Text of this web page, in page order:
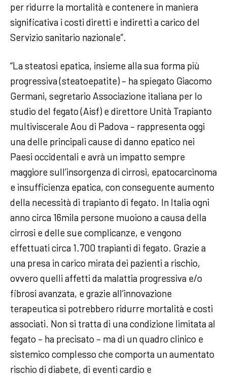
per ridurre la mortalità e contenere in maniera
significativa i costi diretti e indiretti a carico del
Servizio sanitario nazionale”.
“La steatosi epatica, insieme alla sua forma più
progressiva (steatoepatite) – ha spiegato Giacomo
Germani, segretario Associazione italiana per lo
studio del fegato (Aisf) e direttore Unità Trapianto
multiviscerale Aou di Padova – rappresenta oggi
una delle principali cause di danno epatico nei
Paesi occidentali e avrà un impatto sempre
maggiore sull’insorgenza di cirrosi, epatocarcinoma
e insufficienza epatica, con conseguente aumento
della necessità di trapianto di fegato. In Italia ogni
anno circa 16mila persone muoiono a causa della
cirrosi e delle sue complicanze, e vengono
effettuati circa 1.700 trapianti di fegato. Grazie a
una presa in carico mirata dei pazienti a rischio,
ovvero quelli affetti da malattia progressiva e/o
fibrosi avanzata, e grazie all’innovazione
terapeutica si potrebbero ridurre mortalità e costi
associati. Non si tratta di una condizione limitata al
fegato – ha precisato – ma di un quadro clinico e
sistemico complesso che comporta un aumentato
rischio di diabete, di eventi cardio e